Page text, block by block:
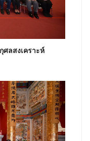
ลสงเคราะห์